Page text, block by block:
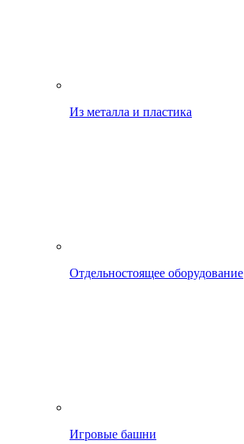
Из металла и пластика
Отдельностоящее оборудование
Игровые башни